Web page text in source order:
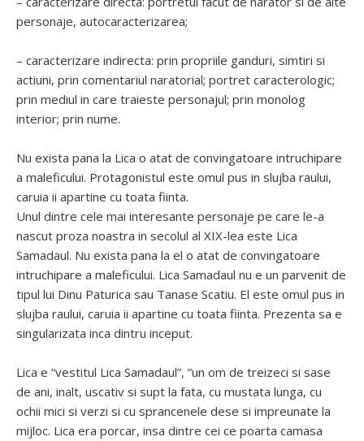
personaje, autocaracterizarea;
– caracterizare indirecta: prin propriile ganduri, simtiri si
actiuni, prin comentariul naratorial; portret caracterologic;
prin mediul in care traieste personajul; prin monolog
interior; prin nume.
Nu exista pana la Lica o atat de convingatoare intruchipare
a maleficului. Protagonistul este omul pus in slujba raului,
caruia ii apartine cu toata fiinta.
Unul dintre cele mai interesante personaje pe care le-a
nascut proza noastra in secolul al XIX-lea este Lica
Samadaul. Nu exista pana la el o atat de convingatoare
intruchipare a maleficului. Lica Samadaul nu e un parvenit de
tipul lui Dinu Paturica sau Tanase Scatiu. El este omul pus in
slujba raului, caruia ii apartine cu toata fiinta. Prezenta sa e
singularizata inca dintru inceput.
Lica e “vestitul Lica Samadaul”, “un om de treizeci si sase
de ani, inalt, uscativ si supt la fata, cu mustata lunga, cu
ochii mici si verzi si cu sprancenele dese si impreunate la
mijloc. Lica era porcar, insa dintre cei ce poarta camasa